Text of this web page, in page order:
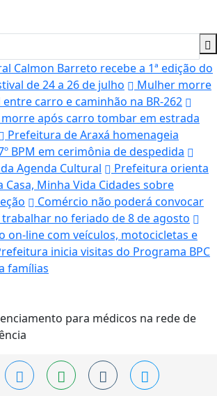
Calmon Barreto recebe a 1ª edição do
de 24 a 26 de julho
Mulher morre
carro e caminhão na BR-262
morre após carro tombar em estrada
Prefeitura de Araxá homenageia
BPM em cerimônia de despedida
Agenda Cultural
Prefeitura orienta
Minha Vida Cidades sobre
Comércio não poderá convocar
no feriado de 8 de agosto
on-line com veículos, motocicletas e
inicia visitas do Programa BPC
famílias